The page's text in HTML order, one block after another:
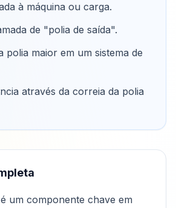
à máquina ou carga.
de "polia de saída".
polia maior em um sistema de
através da correia da polia
um componente chave em